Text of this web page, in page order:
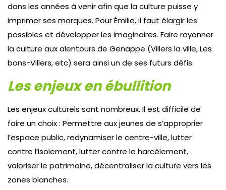
dans les années à venir afin que la culture puisse y
imprimer ses marques. Pour Émilie, il faut élargir les
possibles et développer les imaginaires. Faire rayonner
la culture aux alentours de Genappe (Villers la ville, Les
bons-Villers, etc) sera ainsi un de ses futurs défis.
Les enjeux en ébullition
Les enjeux culturels sont nombreux. Il est difficile de
faire un choix : Permettre aux jeunes de s’approprier
l’espace public, redynamiser le centre-ville, lutter
contre l’isolement, lutter contre le harcèlement,
valoriser le patrimoine, décentraliser la culture vers les
zones blanches.